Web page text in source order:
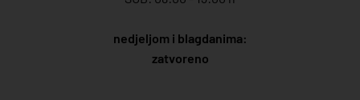
nedjeljom i blagdanima:
zatvoreno